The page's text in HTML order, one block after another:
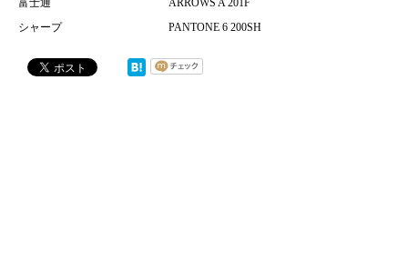
富士通
ARROWS A 201F
シャープ
PANTONE 6 200SH